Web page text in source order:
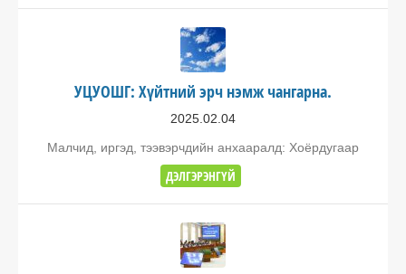
УЦУОШГ: Хүйтний эрч нэмж чангарна.
2025.02.04
Малчид, иргэд, тээвэрчдийн анхааралд: Хоёрдугаар
ДЭЛГЭРЭНГҮЙ